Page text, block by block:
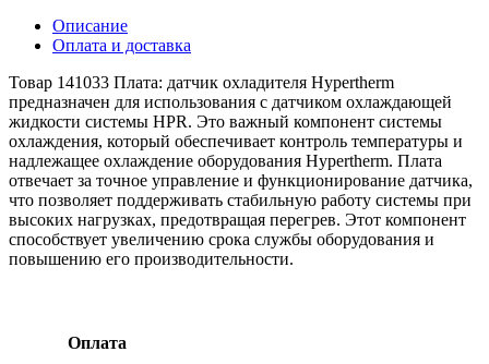
Описание
Оплата и доставка
Товар 141033 Плата: датчик охладителя Hypertherm
предназначен для использования с датчиком охлаждающей
жидкости системы HPR. Это важный компонент системы
охлаждения, который обеспечивает контроль температуры и
надлежащее охлаждение оборудования Hypertherm. Плата
отвечает за точное управление и функционирование датчика,
что позволяет поддерживать стабильную работу системы при
высоких нагрузках, предотвращая перегрев. Этот компонент
способствует увеличению срока службы оборудования и
повышению его производительности.
Оплата